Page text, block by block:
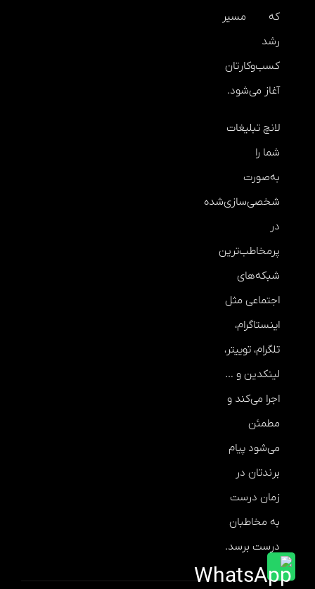
که مسیر
رشد
کسب‌وکارتان
آغاز می‌شود.
لانچ تبلیغات
شما را
به‌صورت
شخصی‌سازی‌شده
در
پرمخاطب‌ترین
شبکه‌های
اجتماعی مثل
اینستاگرام،
تلگرام، توییتر،
لینکدین و …
اجرا می‌کند و
مطمئن
می‌شود پیام
برندتان در
زمان درست
به مخاطبان
درست برسد.